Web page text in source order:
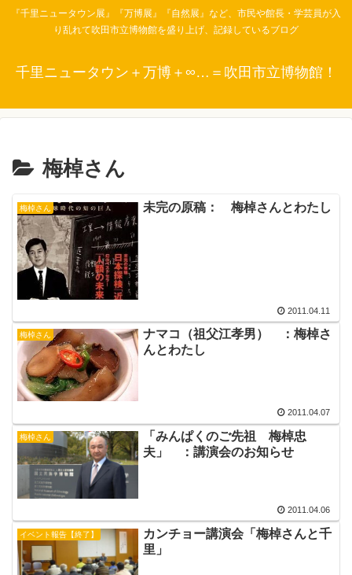
『千里ニュータウン展』『万博展』『自然展』など、市民や館長・学芸員が入
り乱れて吹田市立博物館を盛り上げ、記録しているブログ
千里ニュータウン＋万博＋∞…＝吹田市立博物館！
梅棹さん
梅棹さん 未完の原稿： 梅棹さんとわたし
2011.04.11
梅棹さん
ナマコ（祖父江孝男） ：梅棹さ
んとわたし
2011.04.07
梅棹さん
「みんぱくのご先祖 梅棹忠
夫」 ：講演会のお知らせ
2011.04.06
イベント報告【終了】
カンチョー講演会「梅棹さんと千
里」